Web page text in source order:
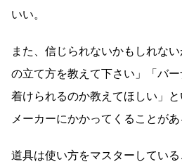
いい。
また、信じられないかもしれな
の立て方を教えて下さい」「バ
着けられるのか教えてほしい」
メーカーにかかってくることがあ
道具は使い方をマスターしてい